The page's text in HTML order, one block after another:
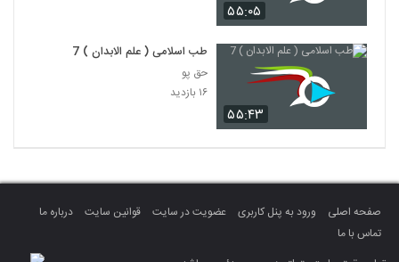
۵۵:۰۵
۵۵:۴۳
طب اسلامی ( علم الابدان ) 7
حق پو
۱۶ بازدید
صفحه اصلی ورود به پنل کاربری عضویت در سایت قوانین سایت
درباره ما
تماس با ما